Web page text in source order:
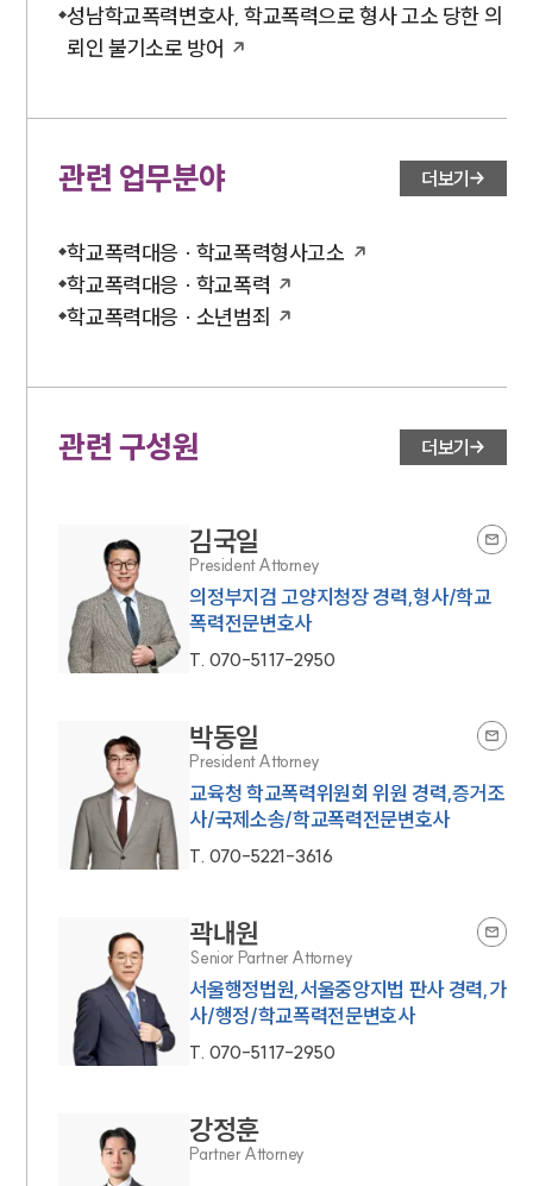
성남학교폭력변호사, 학교폭력으로 형사 고소 당한 의
뢰인 불기소로 방어
관련 업무분야 더보기
학교폭력대응 · 학교폭력형사고소
학교폭력대응 · 학교폭력
학교폭력대응 · 소년범죄
관련 구성원 더보기
김국일
President Attorney
의정부지검 고양지청장 경력,형사/학교
폭력전문변호사
T. 070-5117-2950
박동일
President Attorney
교육청 학교폭력위원회 위원 경력,증거조
사/국제소송/학교폭력전문변호사
T. 070-5221-3616
곽내원
Senior Partner Attorney
서울행정법원,서울중앙지법 판사 경력,가
사/행정/학교폭력전문변호사
T. 070-5117-2950
강정훈
Partner Attorney